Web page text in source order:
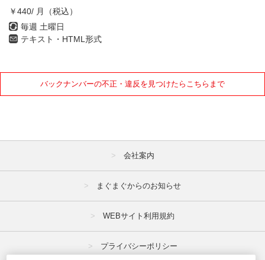
￥440/ 月（税込）
毎週 土曜日
テキスト・HTML形式
バックナンバーの不正・違反を見つけたらこちらまで
会社案内
まぐまぐからのお知らせ
WEBサイト利用規約
プライバシーポリシー